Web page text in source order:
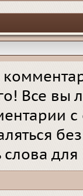
Все вы